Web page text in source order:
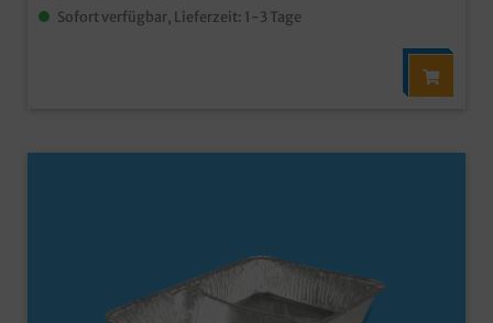
Sofort verfügbar, Lieferzeit: 1-3 Tage